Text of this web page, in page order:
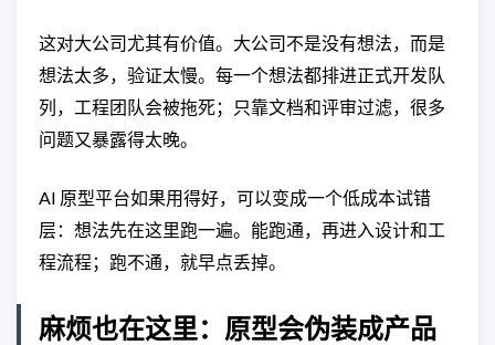
这对大公司尤其有价值。大公司不是没有想法，而是
想法太多，验证太慢。每一个想法都排进正式开发队
列，工程团队会被拖死；只靠文档和评审过滤，很多
问题又暴露得太晚。
AI 原型平台如果用得好，可以变成一个低成本试错
层：想法先在这里跑一遍。能跑通，再进入设计和工
程流程；跑不通，就早点丢掉。
麻烦也在这里：原型会伪装成产品